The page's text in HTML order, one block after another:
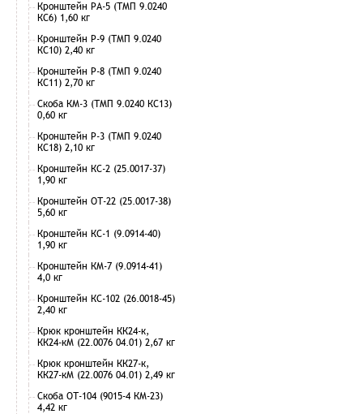
Кронштейн РА-5 (ТМП 9.0240
КС6) 1,60 кг
Кронштейн Р-9 (ТМП 9.0240
КС10) 2,40 кг
Кронштейн Р-8 (ТМП 9.0240
КС11) 2,70 кг
Скоба КМ-3 (ТМП 9.0240 КС13)
0,60 кг
Кронштейн Р-3 (ТМП 9.0240
КС18) 2,10 кг
Кронштейн КС-2 (25.0017-37)
1,90 кг
Кронштейн ОТ-22 (25.0017-38)
5,60 кг
Кронштейн КС-1 (9.0914-40)
1,90 кг
Кронштейн КМ-7 (9.0914-41)
4,0 кг
Кронштейн КС-102 (26.0018-45)
2,40 кг
Крюк кронштейн КК24-к,
КК24-кМ (22.0076 04.01) 2,67 кг
Крюк кронштейн КК27-к,
КК27-кМ (22.0076 04.01) 2,49 кг
Скоба ОТ-104 (9015-4 КМ-23)
4,42 кг